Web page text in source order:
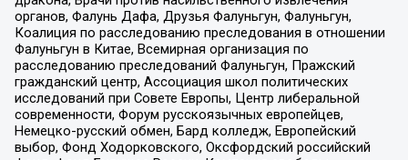
органов, Фалунь Дафа, Друзья Фалуньгун, Фалуньгун,
Коалиция по расследованию преследования в отношении
Фалуньгун в Китае, Всемирная организация по
расследованию преследований Фалуньгун, Пражский
гражданский центр, Ассоциация школ политических
исследований при Совете Европы, Центр либеральной
современности, Форум русскоязычных европейцев,
Немецко-русский обмен, Бард колледж, Европейский
выбор, Фонд Ходорковского, Оксфордский российский